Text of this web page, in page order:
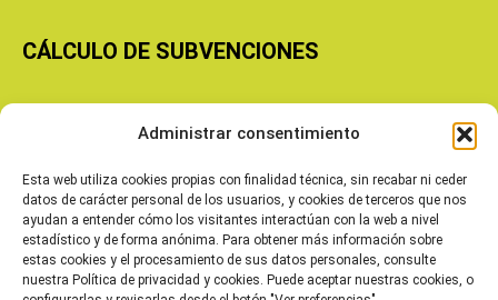
Administrar consentimiento
Esta web utiliza cookies propias con finalidad técnica, sin recabar ni ceder
datos de carácter personal de los usuarios, y cookies de terceros que nos
ayudan a entender cómo los visitantes interactúan con la web a nivel
estadístico y de forma anónima. Para obtener más información sobre
estas cookies y el procesamiento de sus datos personales, consulte
nuestra Política de privacidad y cookies. Puede aceptar nuestras cookies, o
CÁLCULO DE SUBVENCIONES